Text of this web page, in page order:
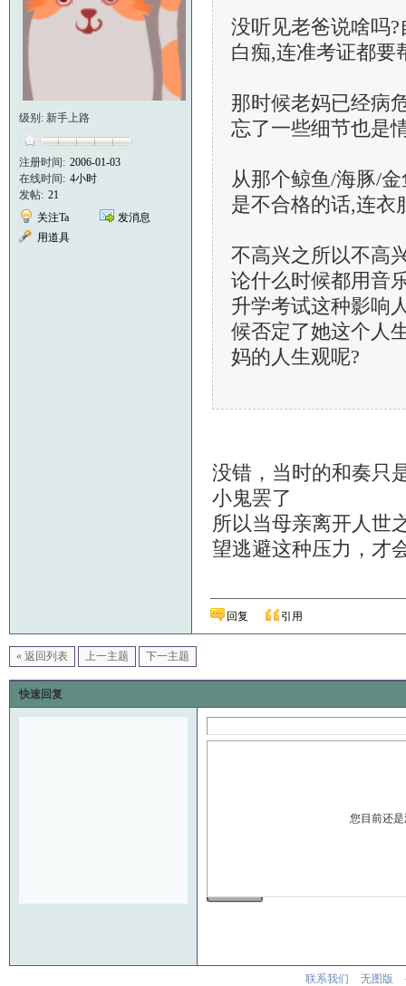
级别: 新手上路
注册时间: 2006-01-03
在线时间: 4小时
发帖: 21
关注Ta
发消息
用道具
没听见老爸说啥吗
白痴,连准考证都要
那时候老妈已经病
忘了一些细节也是
从那个鲸鱼/海豚/
是不合格的话,连衣
不高兴之所以不高
论什么时候都用音
升学考试这种影响
候否定了她这个人
妈的人生观呢?
没错，当时的和奏只
小鬼罢了
所以当母亲离开人世
望逃避这种压力，才
回复 引用
« 返回列表 上一主题 下一主题
快速回复
您目前还
联系我们 无图版